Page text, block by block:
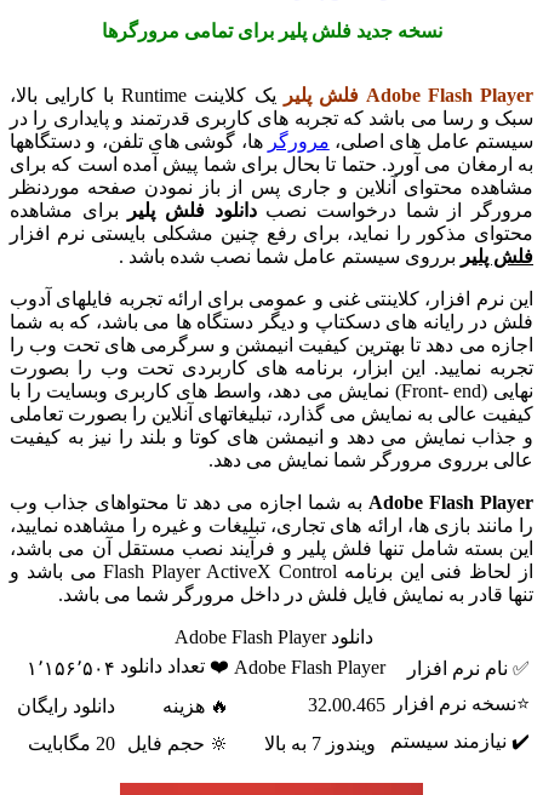
نسخه جدید فلش پلیر برای تمامی مرورگرها
Adobe Flash فلش پلیر
یک کلاینت Runtime با کارایی بالا،
و رسا می باشد که تجربه های کاربری قدرتمند و پایداری را در
عامل های اصلی،مرورگرها، گوشی های تلفن، و دستگاهها
ارمغان می آورد. حتما تا بحال برای شما پیش آمده است که برای
محتوای آنلاین و جاری پس از باز نمودن صفحه موردنظر
از شما درخواست نصبدانلود فلش پلیربرای مشاهده
مذکور را نماید، برای رفع چنین مشکلی بایستی نرم افزار
پلیربرروی سیستم عامل شما نصب شده باشد .
نرم افزار، کلاینتی غنی و عمومی برای ارائه تجربه فایلهای آدوب
در رایانه های دسکتاپ و دیگر دستگاه ها می باشد، که به شما
می دهد تا بهترین کیفیت انیمشن و سرگرمی های تحت وب را
نمایید. این ابزار، برنامه های کاربردی تحت وب را بصورت
نهایی (Front- end) نمایش می دهد، واسط های کاربری وبسایت را با
عالی به نمایش می گذارد، تبلیغاتهای آنلاین را بصورت تعاملی
جذاب نمایش می دهد و انیمشن های کوتا و بلند را نیز به کیفیت
برروی مرورگر شما نمایش می دهد.
Adobe Flashبه شما اجازه می دهد تا محتواهای جذاب وب
مانند بازی ها، ارائه های تجاری، تبلیغات و غیره را مشاهده نمایید،
بسته شامل تنها فلش پلیر و فرآیند نصب مستقل آن می باشد،
از لحاظ فنی این برنامه Flash Player ActiveX Control می باشد و
قادر به نمایش فایل فلش در داخل مرورگر شما می باشد.
دانلود Adobe Flash Player
✅ نام نرم افزار
Adobe Flash Player ❤️ تعداد دانلود ۱٬۱۵۶٬۵۰۴
⭐نسخه نرم افزار
32.00.465 🔥 هزینه
دانلود رایگان
✔️ نیازمند سیستم
ویندوز 7 به بالا 🔆 حجم فایل 20 مگابایت